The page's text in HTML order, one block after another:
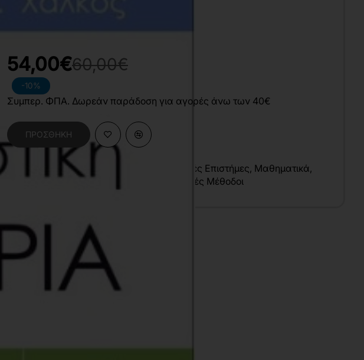
Διαθέσιμο
-10%
54,00€60,00€
Συμπερ. ΦΠΑ. Δωρεάν παράδοση για αγορές άνω των 40€
ΠΡΟΣΘΉΚΗ
Θετικές Επιστήμες Οικονομικές Επιστήμες, Μαθηματικά,
Ποσοστικές Μέθοδοι
Χαρακτηριστικά Βιβλίου
Γλώσσα
Ελληνικά
17x24 cm